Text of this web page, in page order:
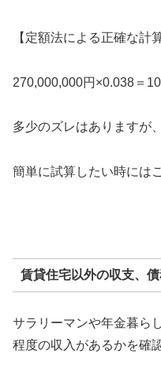
【定額法による正確な計算
270,000,000円×0.038＝
多少のズレはありますが
簡単に試算したい時には
賃貸住宅以外の収支、
サラリーマンや年金暮ら
程度の収入があるかを確